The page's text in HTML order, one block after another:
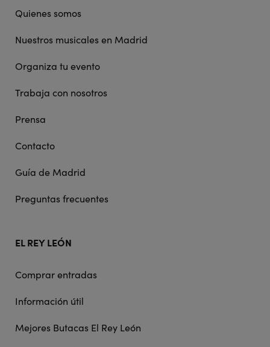
Quienes somos
Nuestros musicales en Madrid
Organiza tu evento
Trabaja con nosotros
Prensa
Contacto
Guía de Madrid
Preguntas frecuentes
EL REY LEÓN
Comprar entradas
Información útil
Mejores Butacas El Rey León